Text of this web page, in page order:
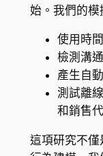
始。我們的模
使用時
檢測溝
產生自
測試離
和銷售
這項研究不